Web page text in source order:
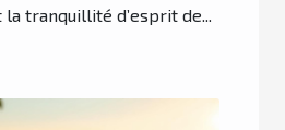
tranquillité d’esprit de...